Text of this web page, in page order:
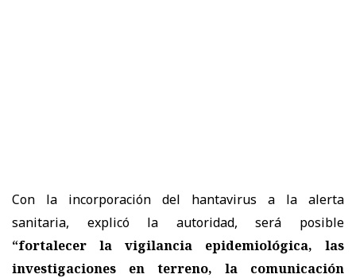
Con la incorporación del hantavirus a la alerta
sanitaria, explicó la autoridad, será posible
“fortalecer la vigilancia epidemiológica, las
investigaciones en terreno, la comunicación